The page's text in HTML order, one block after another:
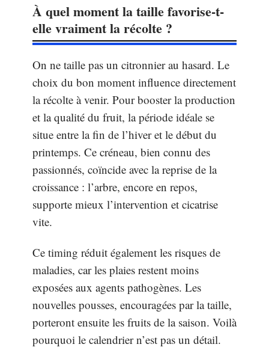
À quel moment la taille favorise-t-
elle vraiment la récolte ?
On ne taille pas un citronnier au hasard. Le
choix du bon moment influence directement
la récolte à venir. Pour booster la production
et la qualité du fruit, la période idéale se
situe entre la fin de l’hiver et le début du
printemps. Ce créneau, bien connu des
passionnés, coïncide avec la reprise de la
croissance : l’arbre, encore en repos,
supporte mieux l’intervention et cicatrise
vite.
Ce timing réduit également les risques de
maladies, car les plaies restent moins
exposées aux agents pathogènes. Les
nouvelles pousses, encouragées par la taille,
porteront ensuite les fruits de la saison. Voilà
pourquoi le calendrier n’est pas un détail.